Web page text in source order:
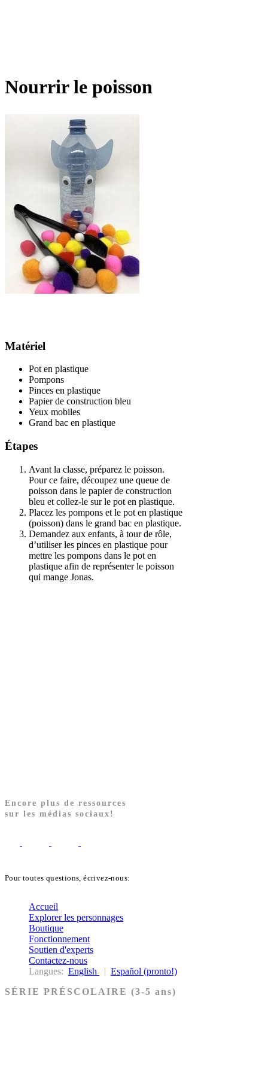
Nourrir le poisson
Matériel
Pot en plastique
Pompons
Pinces en plastique
Papier de construction bleu
Yeux mobiles
Grand bac en plastique
Étapes
Avant la classe, préparez le poisson.
Pour ce faire, découpez une queue de
poisson dans le papier de construction
bleu et collez-le sur le pot en plastique.
Placez les pompons et le pot en plastique
(poisson) dans le grand bac en plastique.
Demandez aux enfants, à tour de rôle,
d’utiliser les pinces en plastique pour
mettre les pompons dans le pot en
plastique afin de représenter le poisson
qui mange Jonas.
Encore plus de ressources
sur les médias sociaux!
Pour toutes questions, écrivez-nous:
Accueil
Explorer les personnages
Boutique
Fonctionnement
Soutien d'experts
Contactez-nous
Langues: English | Español (pronto!)
SÉRIE PRÉSCOLAIRE (3-5 ans)